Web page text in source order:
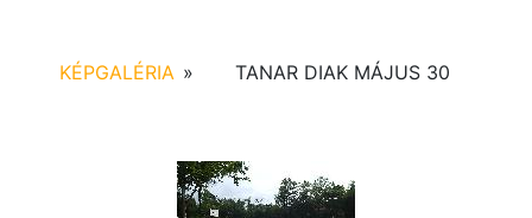
KÉPGALÉRIA » TANAR DIAK MÁJUS 30